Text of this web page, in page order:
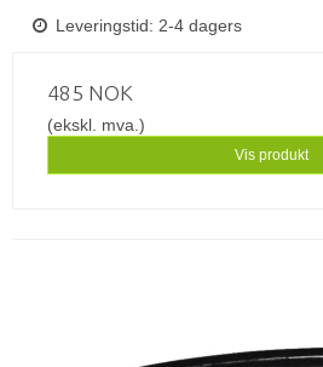
Leveringstid: 2-4 dagers
485 NOK
(ekskl. mva.)
Vis produkt